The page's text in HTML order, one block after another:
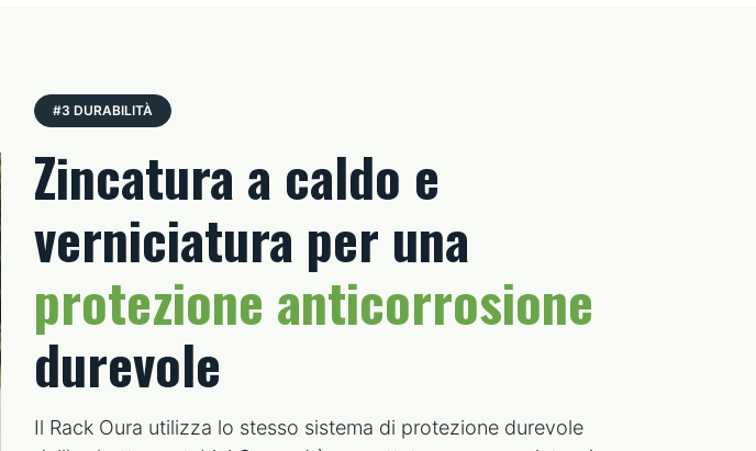
#3 DURABILITÀ
Zincatura a caldo e
verniciatura per una
protezione anticorrosione
durevole
Il Rack Oura utilizza lo stesso sistema di protezione durevole